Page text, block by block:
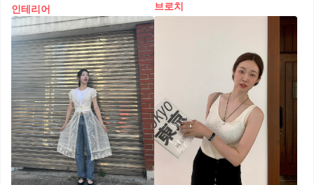
인테리어
브로치